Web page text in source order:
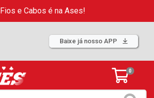
Fios e Cabos é na Ases!
Baixe já nosso APP
0